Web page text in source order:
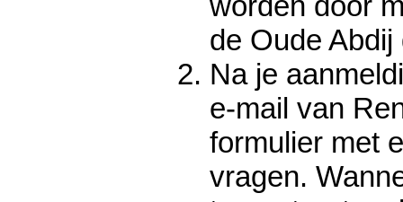
de Oude
Na je
e-mail van
formulier met
vragen.